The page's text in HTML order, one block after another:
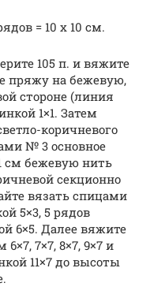
= 10 х 10 см.
105 п. и вяжите
пряжу на бежевую,
стороне (линия
1×1. Затем
коричневого
№ 3 основное
см бежевую нить
секционно
вязать спицами
5×3, 5 рядов
6×5. Далее вяжите
7×7, 8×7, 9×7 и
11×7 до высоты